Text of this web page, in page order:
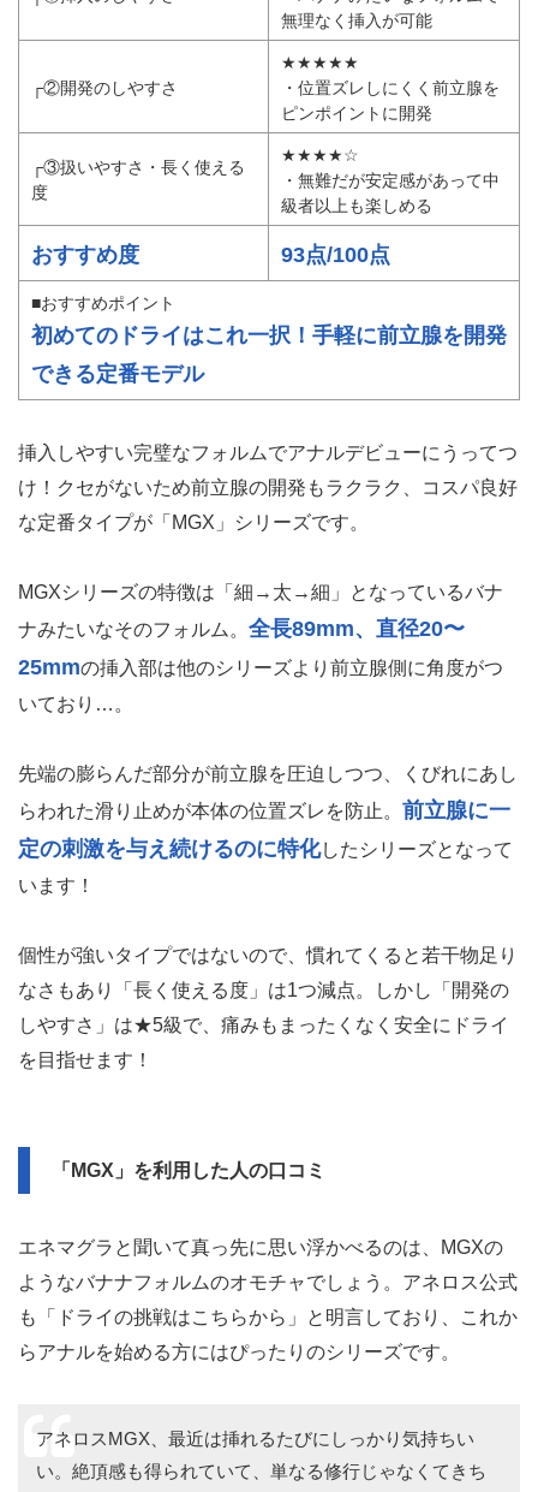
無理なく挿入が可能
┌②開発のしやすさ
★★★★★
・位置ズレしにくく前立腺を
ピンポイントに開発
┌③扱いやすさ・長く使える
度
★★★★☆
・無難だが安定感があって中
級者以上も楽しめる
おすすめ度 93点/100点
■おすすめポイント
初めてのドライはこれ一択！手軽に前立腺を開発
できる定番モデル
挿入しやすい完璧なフォルムでアナルデビューにうってつ
け！クセがないため前立腺の開発もラクラク、コスパ良好
な定番タイプが「MGX」シリーズです。
MGXシリーズの特徴は「細→太→細」となっているバナ
ナみたいなそのフォルム。 全長89mm、直径20〜
25mmの挿入部は他のシリーズより前立腺側に角度がつ
いており…。
先端の膨らんだ部分が前立腺を圧迫しつつ、くびれにあし
らわれた滑り止めが本体の位置ズレを防止。 前立腺に一
定の刺激を与え続けるのに特化したシリーズとなって
います！
個性が強いタイプではないので、慣れてくると若干物足り
なさもあり「長く使える度」は1つ減点。しかし「開発の
しやすさ」は★5級で、痛みもまったくなく安全にドライ
を目指せます！
「MGX」を利用した人の口コミ
エネマグラと聞いて真っ先に思い浮かべるのは、MGXの
ようなバナナフォルムのオモチャでしょう。アネロス公式
も「ドライの挑戦はこちらから」と明言しており、これか
らアナルを始める方にはぴったりのシリーズです。
アネロスMGX、最近は挿れるたびにしっかり気持ちい
い。絶頂感も得られていて、単なる修行じゃなくてきち